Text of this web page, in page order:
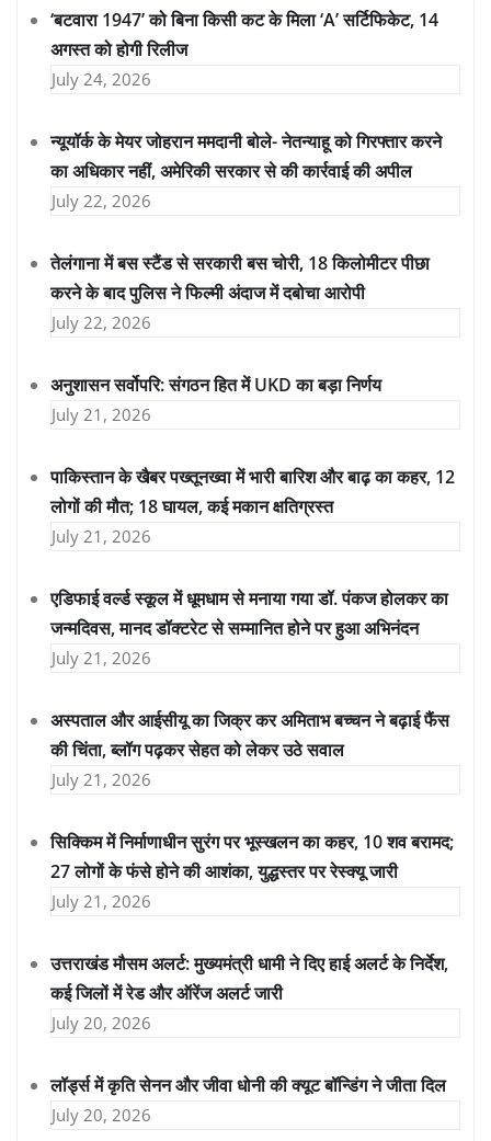
‘बटवारा 1947’ को बिना किसी कट के मिला ‘A’ सर्टिफिकेट, 14
अगस्त को होगी रिलीज
July 24, 2026
न्यूयॉर्क के मेयर जोहरान ममदानी बोले- नेतन्याहू को गिरफ्तार करने
का अधिकार नहीं, अमेरिकी सरकार से की कार्रवाई की अपील
July 22, 2026
तेलंगाना में बस स्टैंड से सरकारी बस चोरी, 18 किलोमीटर पीछा
करने के बाद पुलिस ने फिल्मी अंदाज में दबोचा आरोपी
July 22, 2026
अनुशासन सर्वोपरि: संगठन हित में UKD का बड़ा निर्णय
July 21, 2026
पाकिस्तान के खैबर पख्तूनख्वा में भारी बारिश और बाढ़ का कहर, 12
लोगों की मौत; 18 घायल, कई मकान क्षतिग्रस्त
July 21, 2026
एडिफाई वर्ल्ड स्कूल में धूमधाम से मनाया गया डॉ. पंकज होलकर का
जन्मदिवस, मानद डॉक्टरेट से सम्मानित होने पर हुआ अभिनंदन
July 21, 2026
अस्पताल और आईसीयू का जिक्र कर अमिताभ बच्चन ने बढ़ाई फैंस
की चिंता, ब्लॉग पढ़कर सेहत को लेकर उठे सवाल
July 21, 2026
सिक्किम में निर्माणाधीन सुरंग पर भूस्खलन का कहर, 10 शव बरामद;
27 लोगों के फंसे होने की आशंका, युद्धस्तर पर रेस्क्यू जारी
July 21, 2026
उत्तराखंड मौसम अलर्ट: मुख्यमंत्री धामी ने दिए हाई अलर्ट के निर्देश,
कई जिलों में रेड और ऑरेंज अलर्ट जारी
July 20, 2026
लॉर्ड्स में कृति सेनन और जीवा धोनी की क्यूट बॉन्डिंग ने जीता दिल
July 20, 2026